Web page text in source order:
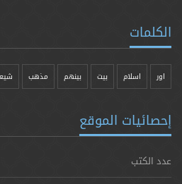
الكلمات
اور اسلام بیت بينهم مذهب
إحصائيات الموقع
عدد الكتب